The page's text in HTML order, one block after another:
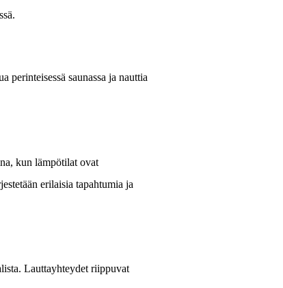
saunassa ja nauttia
kun lämpötilat ovat
erilaisia tapahtumia ja
Lauttayhteydet riippuvat